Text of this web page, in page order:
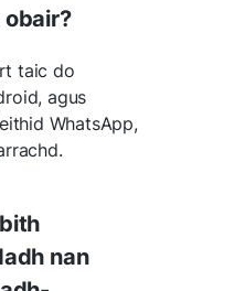
taic do
agus
WhatsApp,
nan